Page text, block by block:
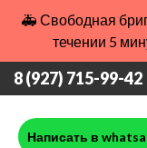
🚑 Свободная
течении 5
8 (927) 715-99-42
Написать в